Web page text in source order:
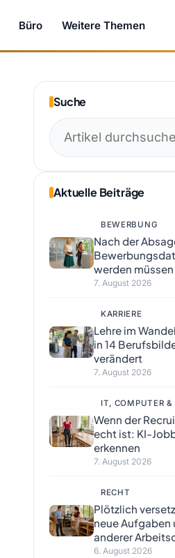
Büro Weitere Themen
Suche
Aktuelle Beiträge
BEWERBUNG
Nach der
werden müssen
7. August 2026
KARRIERE
Lehre im
in 14
verändert
7. August 2026
IT, COMPUTER &
Wenn der
echt ist: KI-
erkennen
7. August 2026
RECHT
Plötzlich
neue Aufgaben
anderer
sind
6. August 2026